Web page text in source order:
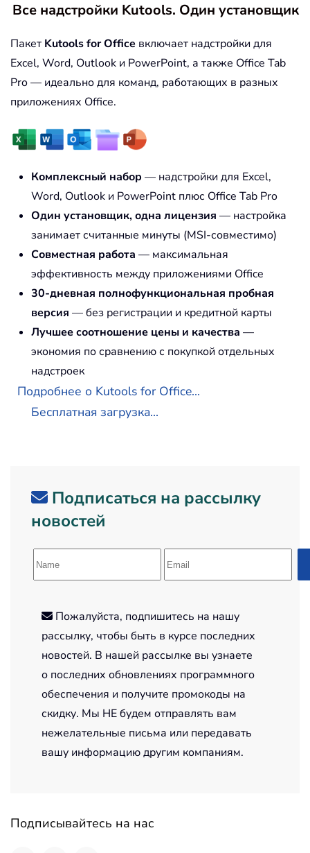
Все надстройки Kutools. Один установщик
Пакет Kutools for Office включает надстройки для
Excel, Word, Outlook и PowerPoint, а также Office Tab
Pro — идеально для команд, работающих в разных
приложениях Office.
Комплексный набор — надстройки для Excel,
Word, Outlook и PowerPoint плюс Office Tab Pro
Один установщик, одна лицензия — настройка
занимает считанные минуты (MSI-совместимо)
Совместная работа — максимальная
эффективность между приложениями Office
30-дневная полнофункциональная пробная
версия — без регистрации и кредитной карты
Лучшее соотношение цены и качества —
экономия по сравнению с покупкой отдельных
надстроек
Подробнее о Kutools for Office...
Бесплатная загрузка...
Подписаться на рассылку
новостей
Пожалуйста, подпишитесь на нашу
рассылку, чтобы быть в курсе последних
новостей. В нашей рассылке вы узнаете
о последних обновлениях программного
обеспечения и получите промокоды на
скидку. Мы НЕ будем отправлять вам
нежелательные письма или передавать
вашу информацию другим компаниям.
Подписывайтесь на нас